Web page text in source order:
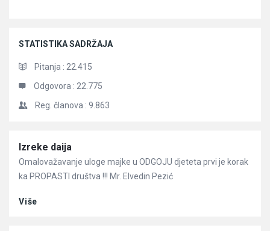
STATISTIKA SADRŽAJA
Pitanja : 22.415
Odgovora : 22.775
Reg. članova : 9.863
Članci
Izreke daija
Omalovažavanje uloge majke u ODGOJU djeteta prvi je korak
ka PROPASTI društva !!! Mr. Elvedin Pezić
Više